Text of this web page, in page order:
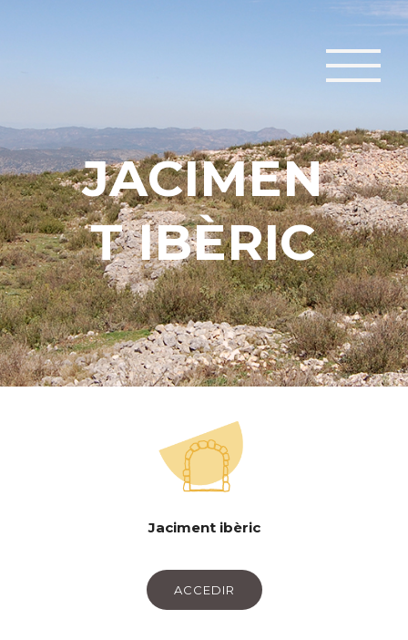
JACIMEN
T IBÈRIC
Jaciment ibèric
ACCEDIR